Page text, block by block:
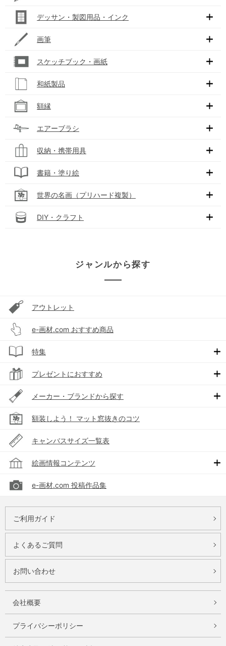
デッサン・製図用品・インク
画筆
スケッチブック・画紙
和紙製品
額縁
エアーブラシ
収納・携帯用具
書籍・塗り絵
世界の名画（プリハード複製）
DIY・クラフト
ジャンルから探す
アウトレット
e-画材.com おすすめ商品
特集
プレゼントにおすすめ
メーカー・ブランドから探す
額装しよう！ マット窓抜きのコツ
キャンバスサイズ一覧表
絵画情報コンテンツ
e-画材.com 投稿作品集
ご利用ガイド
よくあるご質問
お問い合わせ
会社概要
プライバシーポリシー